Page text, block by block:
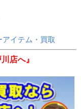
イテム・買取
店へ』